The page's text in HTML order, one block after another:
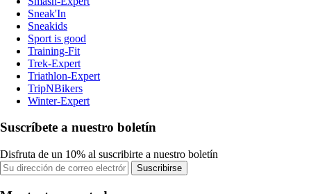
Sneak'In
Sneakids
Sport is good
Training-Fit
Trek-Expert
Triathlon-Expert
TripNBikers
Winter-Expert
Suscríbete a nuestro boletín
Disfruta de un 10% al suscribirte a nuestro boletín
Suscribirse